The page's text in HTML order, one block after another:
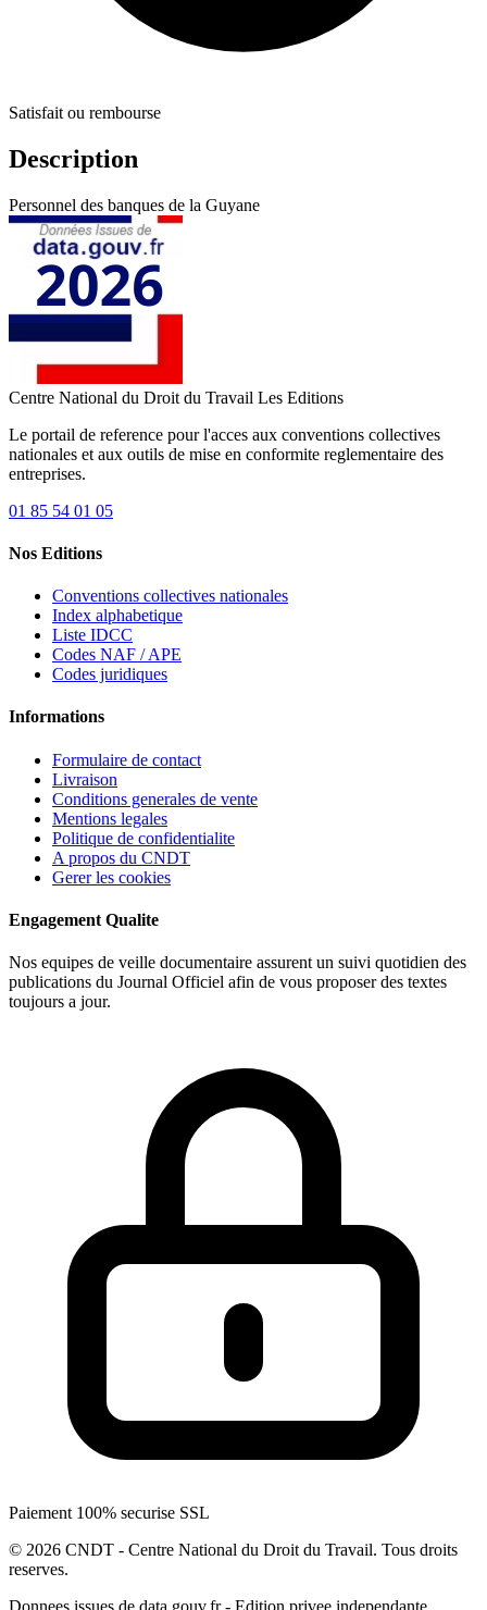
Satisfait ou rembourse
Description
Personnel des banques de la Guyane
Centre National du Droit du Travail Les Editions
Le portail de reference pour l'acces aux conventions collectives
nationales et aux outils de mise en conformite reglementaire des
entreprises.
01 85 54 01 05
Nos Editions
Conventions collectives nationales
Index alphabetique
Liste IDCC
Codes NAF / APE
Codes juridiques
Informations
Formulaire de contact
Livraison
Conditions generales de vente
Mentions legales
Politique de confidentialite
A propos du CNDT
Gerer les cookies
Engagement Qualite
Nos equipes de veille documentaire assurent un suivi quotidien des
publications du Journal Officiel afin de vous proposer des textes
toujours a jour.
Paiement 100% securise SSL
© 2026 CNDT - Centre National du Droit du Travail. Tous droits
reserves.